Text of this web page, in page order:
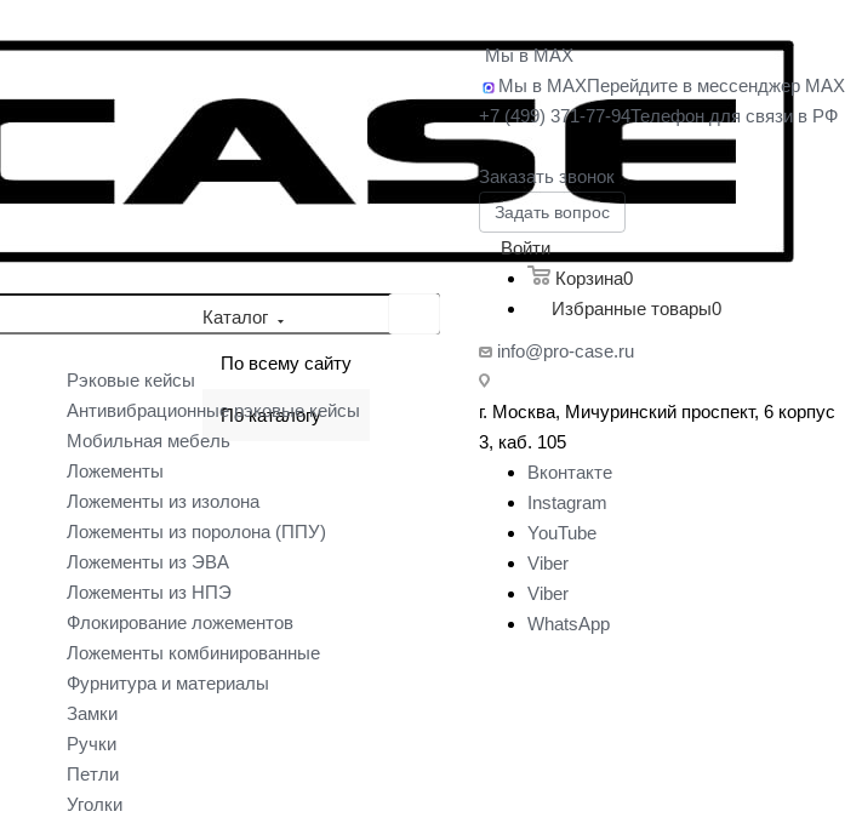
Каталог
По всему сайту
По каталогу
Рэковые кейсы
Антивибрационные рэковые кейсы
Мобильная мебель
Ложементы
Ложементы из изолона
Ложементы из поролона (ППУ)
Ложементы из ЭВА
Ложементы из НПЭ
Флокирование ложементов
Ложементы комбинированные
Фурнитура и материалы
Замки
Ручки
Петли
Уголки
Мы в MAX
Мы в MAXПерейдите в мессенджер MAX
+7 (499) 371-77-94Телефон для связи в РФ
Заказать звонок
Задать вопрос
Войти
Корзина0
Избранные товары0
info@pro-case.ru
г. Москва, Мичуринский проспект, 6 корпус
3, каб. 105
Вконтакте
Instagram
YouTube
Viber
Viber
WhatsApp